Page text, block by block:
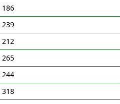
186
239
212
265
244
318